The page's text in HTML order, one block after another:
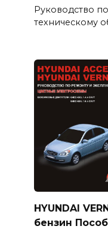
Руководство
техническому
HYUNDAI
бензин